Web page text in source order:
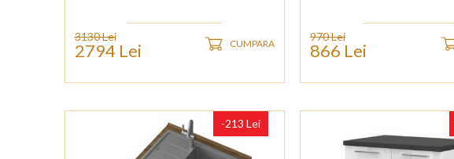
3130 Lei
2794 Lei CUMPARA
970 Lei
866 Lei
-213 Lei